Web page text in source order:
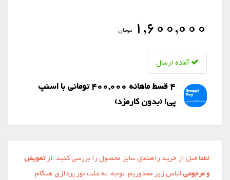
1,600,000 تومان
آماده ارسال
4 قسط ماهانه 400,000 تومانی با اسنپ
‌پی! (بدون کارمزد)
لطفا قبل از خرید راهنمای سایز محصول را بررسی کنید. ازتعویض
و مرجوعیلباس زیر معذوریم. توجه: به علت نور پردازی هنگام